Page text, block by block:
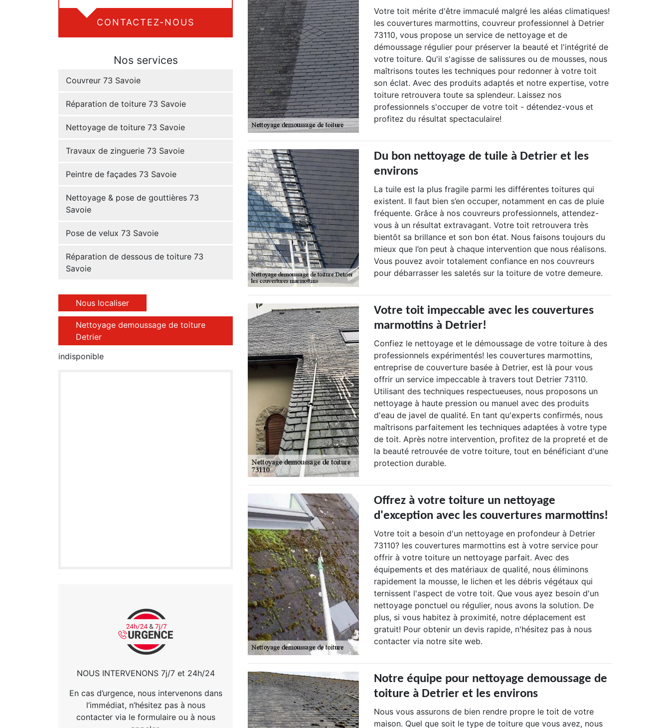
CONTACTEZ-NOUS
Nos services
Couvreur 73 Savoie
Réparation de toiture 73 Savoie
Nettoyage de toiture 73 Savoie
Travaux de zinguerie 73 Savoie
Peintre de façades 73 Savoie
Nettoyage & pose de gouttières 73
Savoie
Pose de velux 73 Savoie
Réparation de dessous de toiture 73
Savoie
Nous localiser
Nettoyage demoussage de toiture
Detrier
indisponible
NOUS INTERVENONS 7j/7 et 24h/24
En cas d’urgence, nous intervenons dans
l’immédiat, n’hésitez pas à nous
contacter via le formulaire ou à nous
Votre toit mérite d'être immaculé malgré les aléas climatiques!
les couvertures marmottins, couvreur professionnel à Detrier
73110, vous propose un service de nettoyage et de
démoussage régulier pour préserver la beauté et l'intégrité de
votre toiture. Qu'il s'agisse de salissures ou de mousses, nous
maîtrisons toutes les techniques pour redonner à votre toit
son éclat. Avec des produits adaptés et notre expertise, votre
toiture retrouvera toute sa splendeur. Laissez nos
professionnels s'occuper de votre toit - détendez-vous et
profitez du résultat spectaculaire!
Du bon nettoyage de tuile à Detrier et les
environs
La tuile est la plus fragile parmi les différentes toitures qui
existent. Il faut bien s’en occuper, notamment en cas de pluie
fréquente. Grâce à nos couvreurs professionnels, attendez-
vous à un résultat extravagant. Votre toit retrouvera très
bientôt sa brillance et son bon état. Nous faisons toujours du
mieux que l’on peut à chaque intervention que nous réalisons.
Vous pouvez avoir totalement confiance en nos couvreurs
pour débarrasser les saletés sur la toiture de votre demeure.
Votre toit impeccable avec les couvertures
marmottins à Detrier!
Confiez le nettoyage et le démoussage de votre toiture à des
professionnels expérimentés! les couvertures marmottins,
entreprise de couverture basée à Detrier, est là pour vous
offrir un service impeccable à travers tout Detrier 73110.
Utilisant des techniques respectueuses, nous proposons un
nettoyage à haute pression ou manuel avec des produits
d'eau de javel de qualité. En tant qu'experts confirmés, nous
maîtrisons parfaitement les techniques adaptées à votre type
de toit. Après notre intervention, profitez de la propreté et de
la beauté retrouvée de votre toiture, tout en bénéficiant d'une
protection durable.
Offrez à votre toiture un nettoyage
d'exception avec les couvertures marmottins!
Votre toit a besoin d'un nettoyage en profondeur à Detrier
73110? les couvertures marmottins est à votre service pour
offrir à votre toiture un nettoyage parfait. Avec des
équipements et des matériaux de qualité, nous éliminons
rapidement la mousse, le lichen et les débris végétaux qui
ternissent l'aspect de votre toit. Que vous ayez besoin d'un
nettoyage ponctuel ou régulier, nous avons la solution. De
plus, si vous habitez à proximité, notre déplacement est
gratuit! Pour obtenir un devis rapide, n'hésitez pas à nous
contacter via notre site web.
Notre équipe pour nettoyage demoussage de
toiture à Detrier et les environs
Nous vous assurons de bien rendre propre le toit de votre
maison. Quel que soit le type de toiture que vous avez, nous